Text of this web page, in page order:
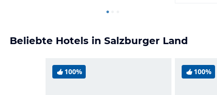
Beliebte Hotels in Salzburger Land
100% 100%